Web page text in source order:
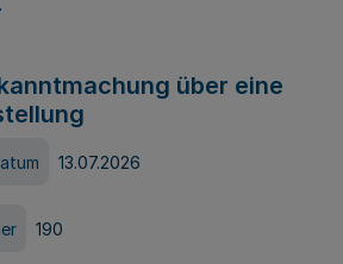
über eine
13.07.2026
190